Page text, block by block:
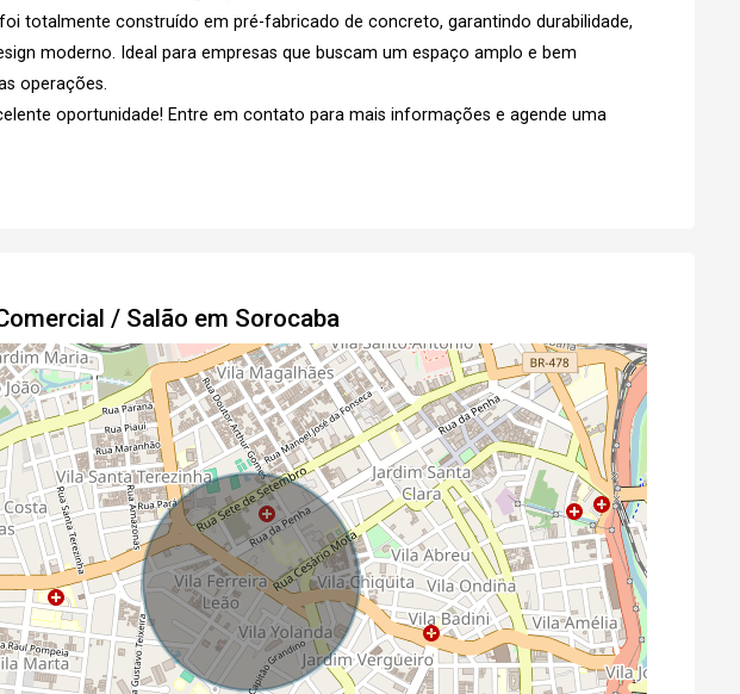
totalmente construído em pré-fabricado de concreto, garantindo durabilidade,
moderno. Ideal para empresas que buscam um espaço amplo e bem
operações.
oportunidade! Entre em contato para mais informações e agende uma
/ Salão em Sorocaba
Fazer Agendamento
com os